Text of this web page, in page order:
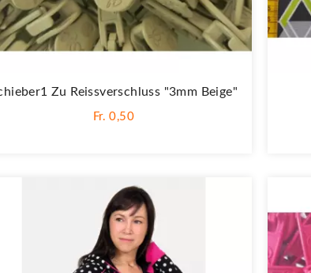
Zu Reissverschluss "3mm Beige"
Fr. 0,50